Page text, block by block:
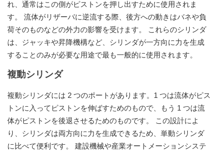
れ、通常はこの側がピストンを押し出すために使用されま
す。 流体がリザーバに逆流する際、後方への動きはバネや負
荷そのものなどの外力の影響を受けます。 これらのシリンダ
は、ジャッキや昇降機構など、シリンダが一方向に力を生成
することのみが必要な用途で最も一般的に使用されます。
複動シリンダ
複動シリンダには 2 つのポートがあります。1 つは流体がピス
トンに入ってピストンを伸ばすためのもので、もう 1 つは流
体がピストンを後退させるためのものです。 この設計によ
り、シリンダは両方向に力を生成できるため、単動シリンダ
に比べて便利です。 建設機械や産業オートメーションシステ